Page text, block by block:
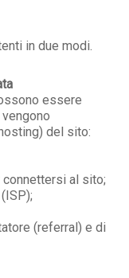
in due modi.
essere
del sito:
al sito;
(referral) e di